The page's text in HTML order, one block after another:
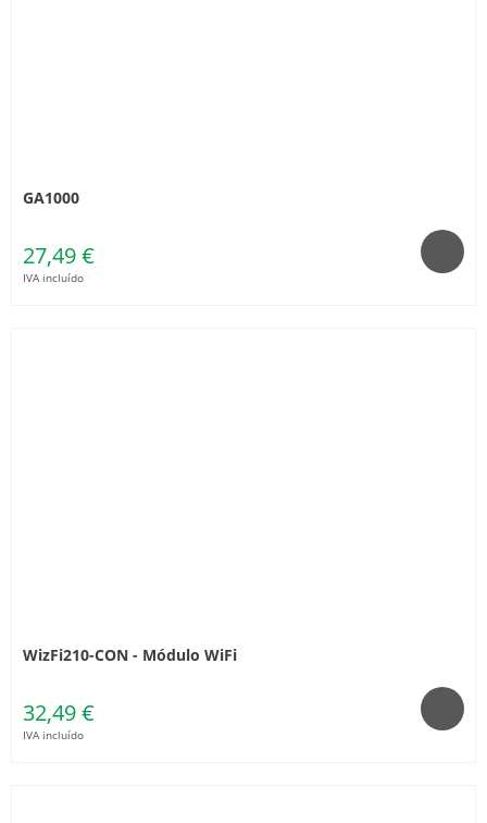
GA1000
27,49 €
IVA incluído
WizFi210-CON - Módulo WiFi
32,49 €
IVA incluído